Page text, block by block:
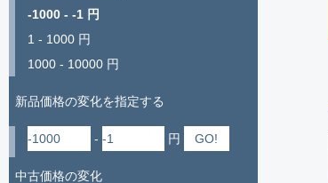
-1000 - -1 円
1 - 1000 円
1000 - 10000 円
新品価格の変化を指定する
- 円
中古価格の変化